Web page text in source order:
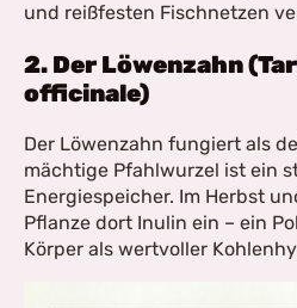
und reißfesten Fischnetzen
2. Der Löwenzahn
officinale)
Der Löwenzahn fungiert als
mächtige Pfahlwurzel ist ein
Energiespeicher. Im Herbst
Pflanze dort Inulin ein – ein
Körper als wertvoller